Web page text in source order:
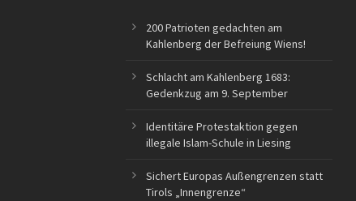
200 Patrioten gedachten am
Kahlenberg der Befreiung Wiens!
Schlacht am Kahlenberg 1683:
Gedenkzug am 9. September
Identitäre Protestaktion gegen
illegale Islam-Schule in Liesing
Sichert Europas Außengrenzen statt
Tirols „Innengrenze“